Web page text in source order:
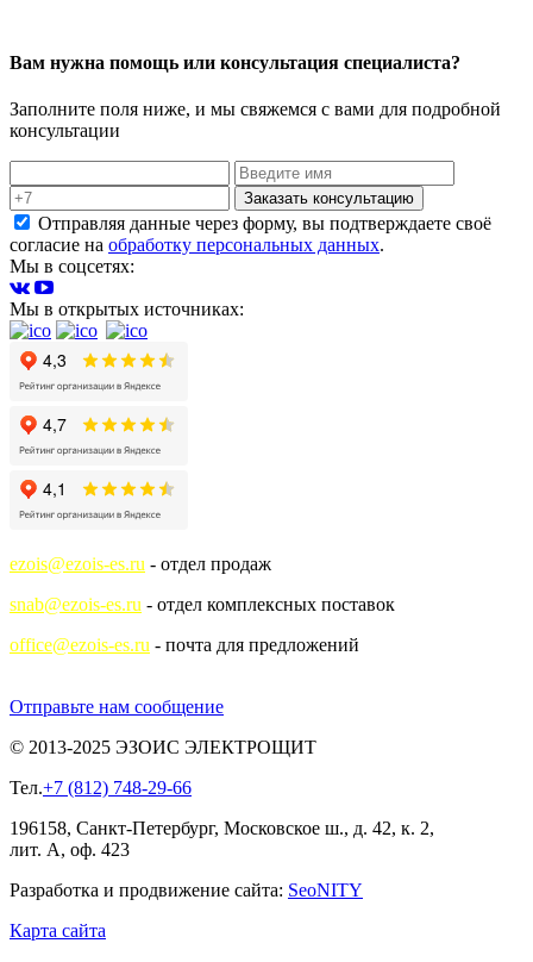
Вам нужна помощь или консультация специалиста?
Заполните поля ниже, и мы свяжемся с вами для подробной
консультации
Заказать консультацию
Отправляя данные через форму, вы подтверждаете своё
согласие на обработку персональных данных.
Мы в соцсетях:
Мы в открытых источниках:
ezois@ezois-es.ru - отдел продаж
snab@ezois-es.ru - отдел комплексных поставок
office@ezois-es.ru - почта для предложений
Отправьте нам сообщение
© 2013-2025 ЭЗОИС ЭЛЕКТРОЩИТ
Тел.+7 (812) 748-29-66
196158, Санкт-Петербург, Московское ш., д. 42, к. 2,
лит. А, оф. 423
Разработка и продвижение сайта: SeoNITY
Карта сайта